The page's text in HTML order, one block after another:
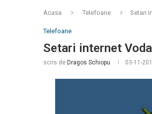
Acasa Telefoane Setari
Telefoane
Setari internet
scris de Dragos Schiopu 03-11-